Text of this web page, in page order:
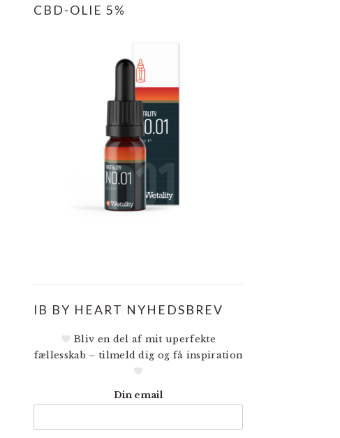
CBD-OLIE 5%
IB BY HEART NYHEDSBREV
Bliv en del af mit uperfekte
fællesskab – tilmeld dig og få inspiration
Din email